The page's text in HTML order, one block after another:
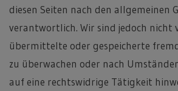
diesen Seiten nach den allgemeinen
verantwortlich. Wir sind jedoch nicht
übermittelte oder gespeicherte
zu überwachen oder nach
auf eine rechtswidrige Tätigkeit